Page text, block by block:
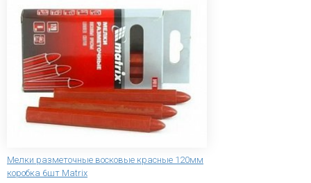
Мелки разметочные восковые красные 120мм
коробка 6шт Matrix